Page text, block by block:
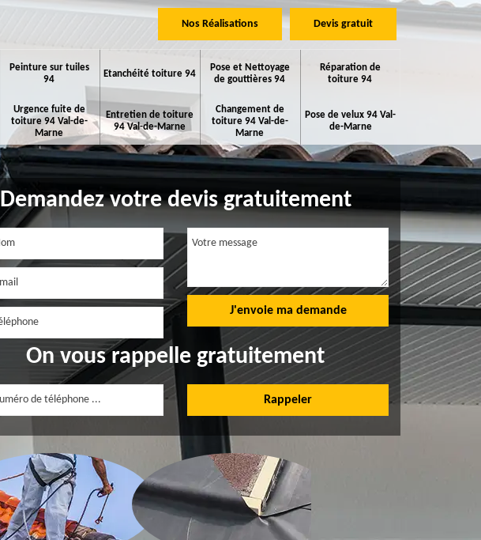
Nos Réalisations Devis gratuit
Peinture sur tuiles
94
Etanchéité toiture 94
Pose et Nettoyage
de gouttières 94
Réparation de
toiture 94
Urgence fuite de
toiture 94 Val-de-
Marne
Entretien de toiture
94 Val-de-Marne
Changement de
toiture 94 Val-de-
Marne
Pose de velux 94 Val-
de-Marne
Demandez votre devis gratuitement
On vous rappelle gratuitement